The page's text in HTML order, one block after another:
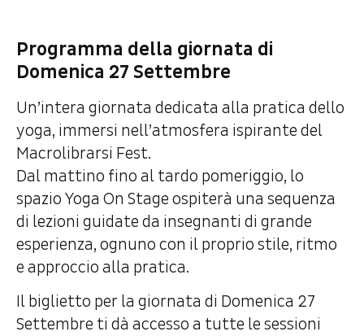
Programma della giornata di
Domenica 27 Settembre
Un’intera giornata dedicata alla pratica dello
yoga, immersi nell’atmosfera ispirante del
Macrolibrarsi Fest.
Dal mattino fino al tardo pomeriggio, lo
spazio Yoga On Stage ospiterà una sequenza
di lezioni guidate da insegnanti di grande
esperienza, ognuno con il proprio stile, ritmo
e approccio alla pratica.
Il biglietto per la giornata di Domenica 27
Settembre ti dà accesso a tutte le sessioni